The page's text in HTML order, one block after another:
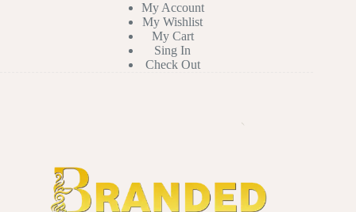
My Account
My Wishlist
My Cart
Sing In
Check Out